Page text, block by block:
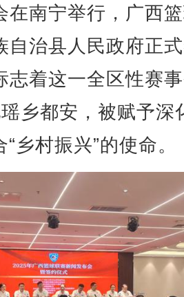
在南宁举行，广西
自治县人民政府正
志着这一全区性赛
乡都安，被赋予深
乡村振兴”的使命。